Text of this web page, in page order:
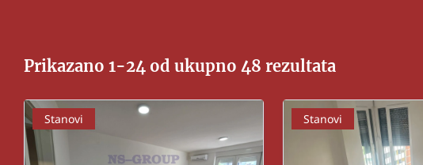
Prikazano 1-24 od ukupno 48 rezultata
Stanovi Stanovi